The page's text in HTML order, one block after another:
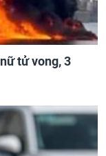
tử vong, 3